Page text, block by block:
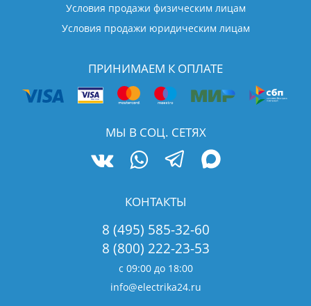
Условия продажи физическим лицам
Условия продажи юридическим лицам
ПРИНИМАЕМ К ОПЛАТЕ
МЫ В СОЦ. СЕТЯХ
КОНТАКТЫ
8 (495) 585-32-60
8 (800) 222-23-53
с 09:00 до 18:00
info@electrika24.ru